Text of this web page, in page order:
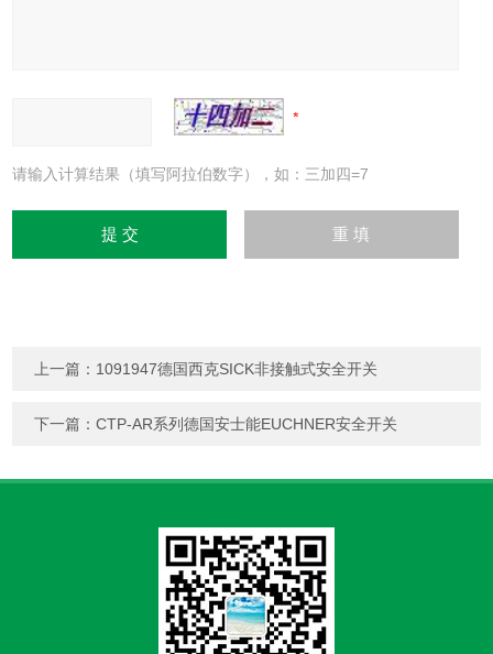
请输入计算结果（填写阿拉伯数字），如：三加四=7
上一篇： 1091947德国西克SICK非接触式安全开关
下一篇：CTP-AR系列德国安士能EUCHNER安全开关